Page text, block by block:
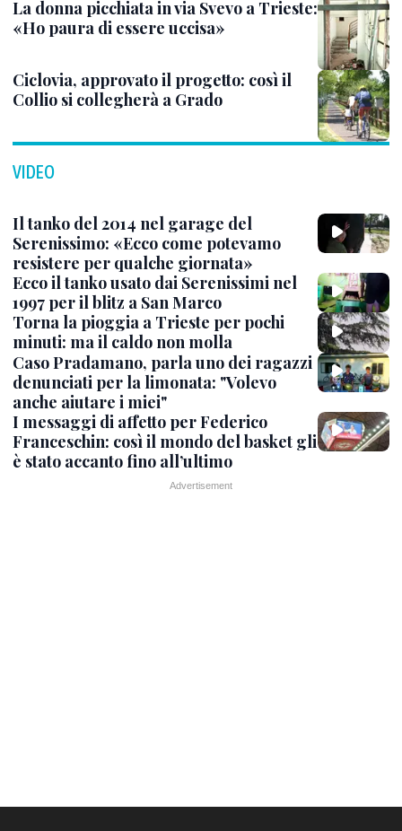
La donna picchiata in via Svevo a Trieste:
«Ho paura di essere uccisa»
Ciclovia, approvato il progetto: così il
Collio si collegherà a Grado
VIDEO
Il tanko del 2014 nel garage del
Serenissimo: «Ecco come potevamo
resistere per qualche giornata»
Ecco il tanko usato dai Serenissimi nel
1997 per il blitz a San Marco
Torna la pioggia a Trieste per pochi
minuti: ma il caldo non molla
Caso Pradamano, parla uno dei ragazzi
denunciati per la limonata: "Volevo
anche aiutare i miei"
I messaggi di affetto per Federico
Franceschin: così il mondo del basket gli
è stato accanto fino all’ultimo